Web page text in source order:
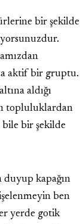
bir şekilde
aktif bir gruptu.
aldığı
topluluklardan
bir şekilde
duyup kapağın
ben
yerde gotik